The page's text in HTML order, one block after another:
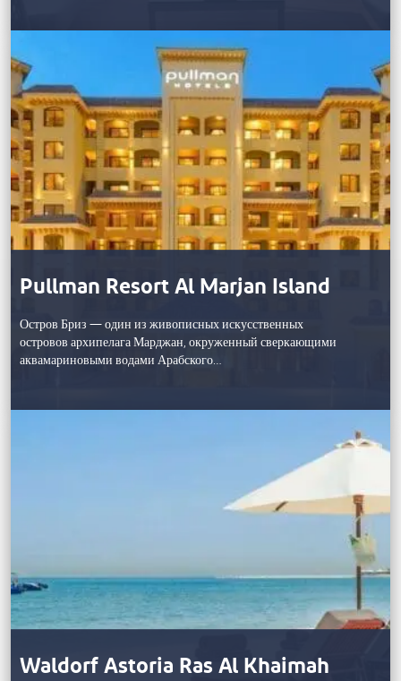
Pullman Resort Al Marjan Island
Остров Бриз — один из живописных искусственных
островов архипелага Марджан, окруженный сверкающими
аквамариновыми водами Арабского…
Waldorf Astoria Ras Al Khaimah